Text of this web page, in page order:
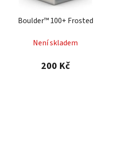
Boulder™ 100+ Frosted
Není skladem
200 Kč